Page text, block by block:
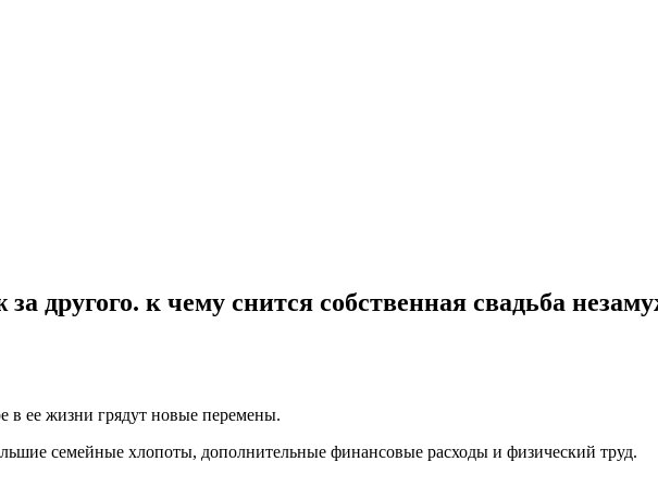
другого. к чему снится собственная свадьба
в ее жизни грядут новые перемены.
семейные хлопоты, дополнительные финансовые расходы и физический труд.